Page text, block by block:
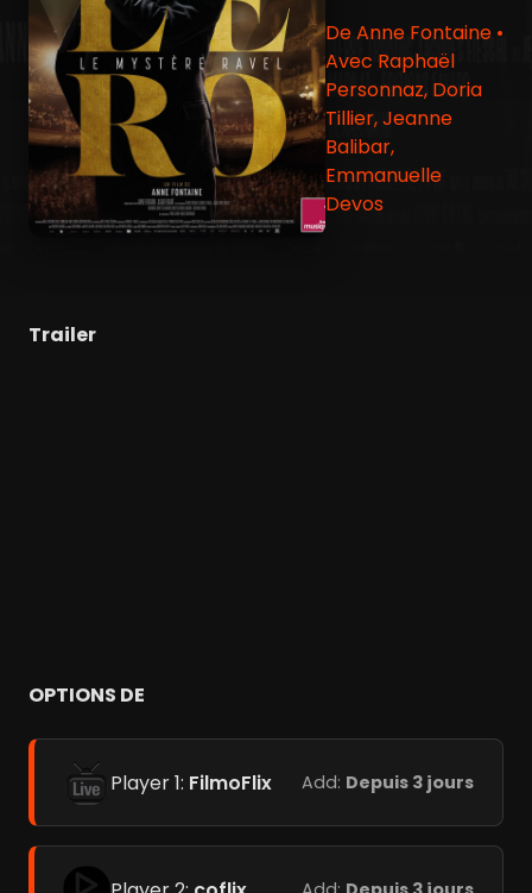
De Anne Fontaine •
Avec Raphaël
Personnaz, Doria
Tillier, Jeanne
Balibar,
Emmanuelle
Devos
Trailer
OPTIONS DE
Player 1: FilmoFlix Add: Depuis 3 jours